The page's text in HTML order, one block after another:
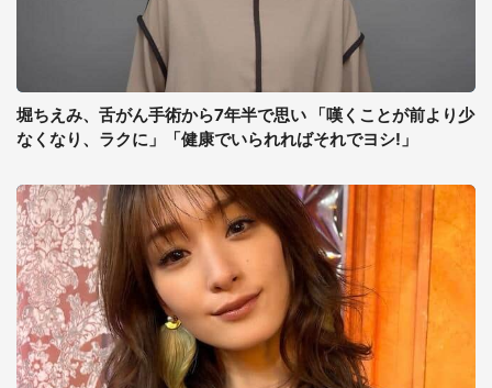
堀ちえみ、舌がん手術から7年半で思い 「嘆くことが前より少
なくなり、ラクに」「健康でいられればそれでヨシ!」